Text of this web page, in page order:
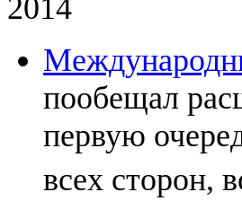
2014
пообещал
первую
всех сторон,